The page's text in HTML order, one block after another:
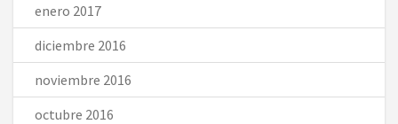
enero 2017
diciembre 2016
noviembre 2016
octubre 2016